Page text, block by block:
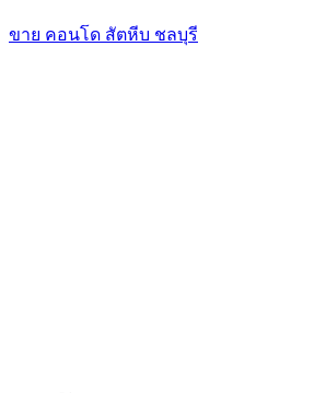
ขาย คอนโด สัตหีบ ชลบุรี